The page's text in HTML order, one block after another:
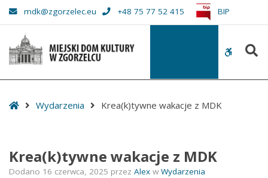
Krea(k)tywne
wakacje
MDK
mdk@zgorzelec.eu +48 75 77 52 415 BIP
WCAG
StartWydarzenia Krea(k)tywne wakacje z MDK
Krea(k)tywne wakacje z MDK
Dodano 16 czerwca, 2025 przez Alex w Wydarzenia